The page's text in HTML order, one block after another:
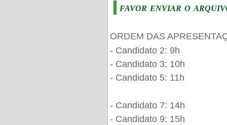
favor enviar o
ORDEM DAS
- Candidato 2: 9h
- Candidato 3: 10h
- Candidato 5: 11h
- Candidato 7: 14h
- Candidato 9: 15h